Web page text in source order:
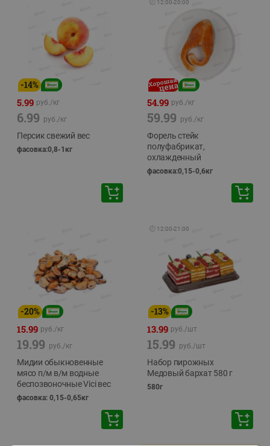
-14%
5.99 руб./кг
6.99 руб./кг
Персик свежий вес
фасовка:0,8-1кг
🕘 12:00-20:00
54.99 руб./кг
59.99 руб./кг
Форель стейк
полуфабрикат,
охлажденный
фасовка:0,15-0,6кг
-20%
15.99 руб./кг
19.99 руб./кг
Мидии обыкновенные
мясо п/м в/м водные
беспозвоночные Vici вес
фасовка: 0,15-0,65кг
🕘 12:00-21:00
-13%
13.99 руб./шт
15.99 руб./шт
Набор пирожных
Медовый бархат 580 г
580г